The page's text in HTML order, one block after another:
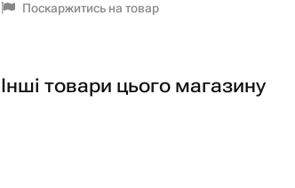
Поскаржитись на товар
Інші товари цього магазину